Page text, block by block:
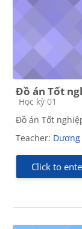
Đồ án Tốt
Course category
Học kỳ 01
Đồ án Tốt
Teacher:
Click to